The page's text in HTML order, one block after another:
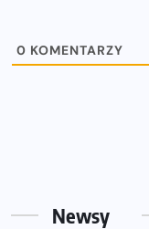
0 KOMENTARZY
Newsy